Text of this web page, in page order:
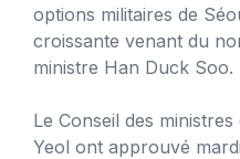
options militaires de
croissante venant du
ministre Han Duck Soo.
Le Conseil des
Yeol ont approuvé